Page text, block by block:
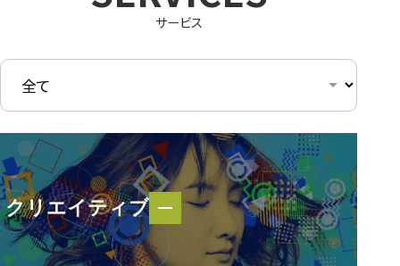
サービス
クリエイティブ
クリエイティブ